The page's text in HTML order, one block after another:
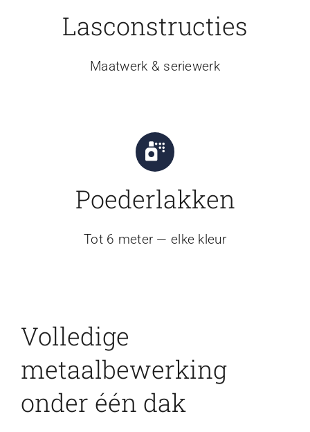
Lasconstructies
Maatwerk & seriewerk
Poederlakken
Tot 6 meter — elke kleur
Volledige
metaalbewerking
onder één dak